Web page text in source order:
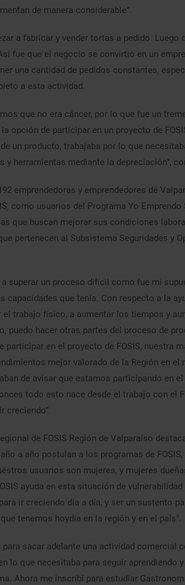
de manera considerable”.
a fabricar y vender tortas a pedido. Luego
fue que el negocio se convirtió en un
una cantidad de pedidos constantes,
a esta actividad.
que no era cáncer, por lo que fue un
opción de participar en un proyecto de
un producto, trabajaba por lo que
herramientas mediante la depreciación”,
emprendedoras y emprendedores de
como usuarios del Programa Yo Emprendo
que buscan mejorar sus condiciones
pertenecen al Subsistema Seguridades y
a superar un proceso difícil como fue mi
capacidades que tenía. Con respecto a la
trabajo físico, a aumentar los tiempos y
puedo hacer otras partes del proceso de
participar en el proyecto de FOSIS, nuestra
mejor valorado de la Región en el
de avisar que estamos participando en
todo esto nace desde el trabajo con el
creciendo”.
de FOSIS Región de Valparaíso
a año postulan a los programas de
usuarios son mujeres, y mujeres
ayuda en esta situación de
ir creciendo día a día, y ser un sustento
tenemos hoydía en la región y en el país”.
sacar adelante una actividad comercial
lo que necesitaba para seguir aprendiendo
Ahora me inscribí para estudiar